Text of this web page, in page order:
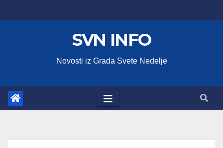
to
SVN INFO
Novosti iz Grada Svete Nedelje